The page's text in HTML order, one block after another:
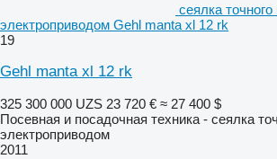
сеялка
электроприводом Gehl manta xl 12 rk
19
Gehl manta xl 12 rk
325 300 000 UZS 23 720 € ≈ 27 400 $
Посевная и посадочная техника - сеялка
электроприводом
2011